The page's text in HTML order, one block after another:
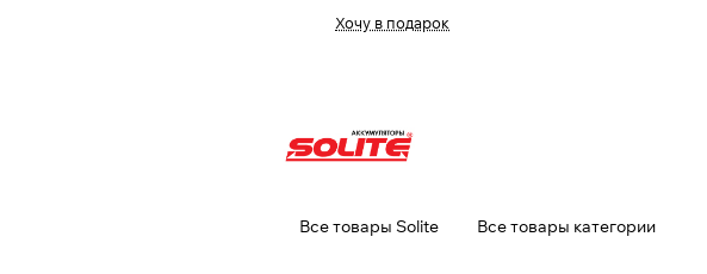
Хочу в подарок
Все товары Solite Все товары категории